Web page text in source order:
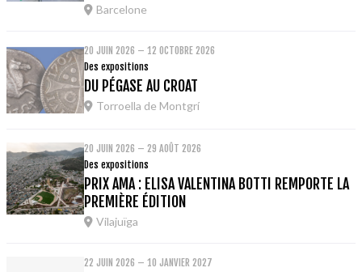
Barcelone
20 JUIN 2026 – 12 OCTOBRE 2026
Des expositions
DU PÉGASE AU CROAT
Torroella de Montgrí
20 JUIN 2026 – 29 AOÛT 2026
Des expositions
PRIX AMA : ELISA VALENTINA BOTTI REMPORTE LA
PREMIÈRE ÉDITION
Vilajuïga
22 JUIN 2026 – 10 JANVIER 2027